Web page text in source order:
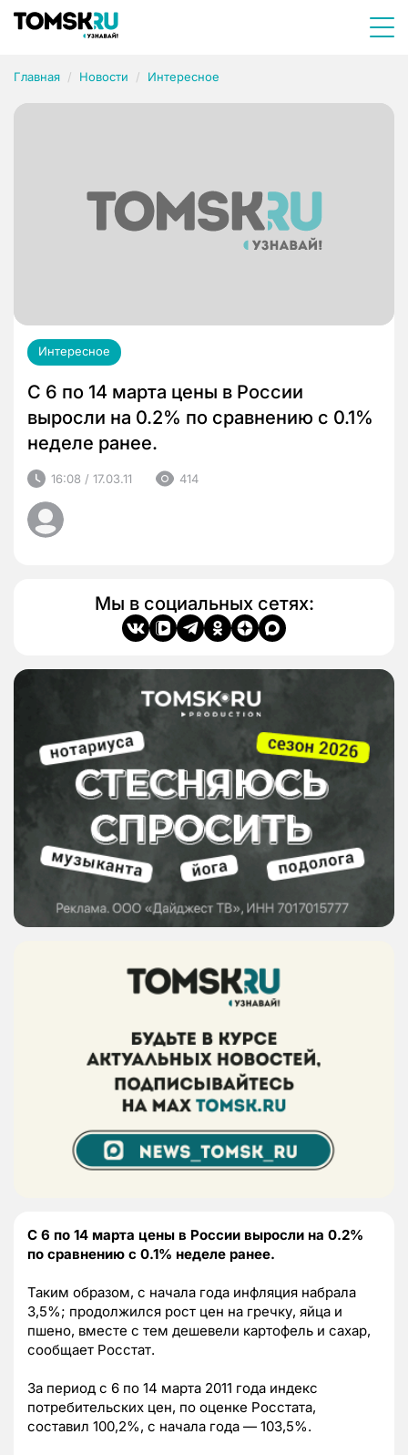
Главная Новости Интересное
Интересное
С 6 по 14 марта цены в России
выросли на 0.2% по сравнению с 0.1%
неделе ранее.
16:08 / 17.03.11 414
Мы в социальных сетях:
С 6 по 14 марта цены в России выросли на 0.2%
по сравнению с 0.1% неделе ранее.
Таким образом, с начала года инфляция набрала
3,5%; продолжился рост цен на гречку, яйца и
пшено, вместе с тем дешевели картофель и сахар,
сообщает Росстат.
За период с 6 по 14 марта 2011 года индекс
потребительских цен, по оценке Росстата,
составил 100,2%, с начала года — 103,5%.